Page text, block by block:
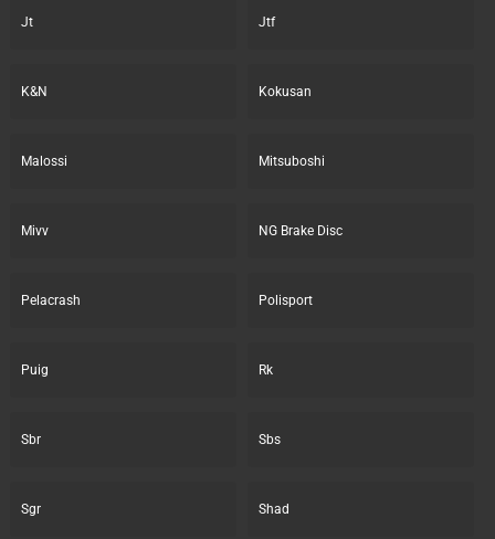
Jt Jtf
K&N Kokusan
Malossi Mitsuboshi
Mivv NG Brake Disc
Pelacrash Polisport
Puig Rk
Sbr Sbs
Sgr Shad